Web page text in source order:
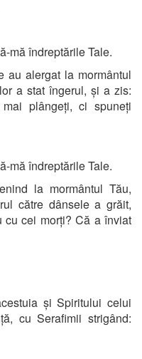
mă îndreptările Tale.
au alergat la mormântul
a stat îngerul, și a zis:
plângeți, ci spuneți
mă îndreptările Tale.
la mormântul Tău,
către dânsele a grăit,
cei morți? Că a înviat
și Spiritului celui
cu Serafimii strigând: